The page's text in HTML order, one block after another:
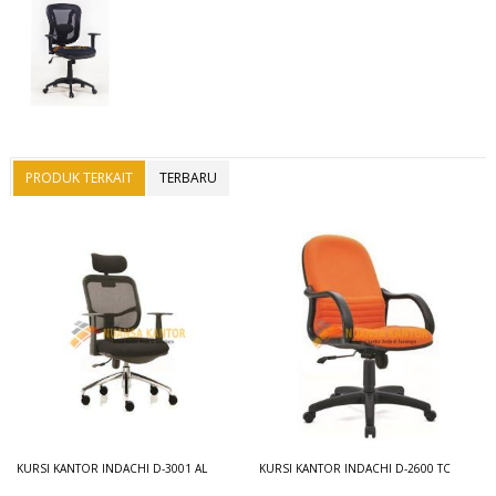
PRODUK TERKAIT TERBARU
KURSI KANTOR INDACHI D-3001 AL KURSI KANTOR INDACHI D-2600 TC